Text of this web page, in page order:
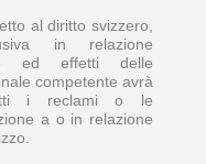
al diritto svizzero,
in relazione
ed effetti delle
competente avrà
i reclami o le
a o in relazione